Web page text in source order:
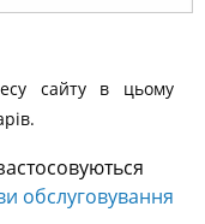
сайту в цьому
обслуговування